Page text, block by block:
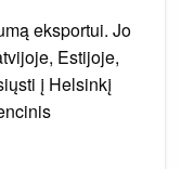
eksportui. Jo
Estijoje,
į Helsinkį